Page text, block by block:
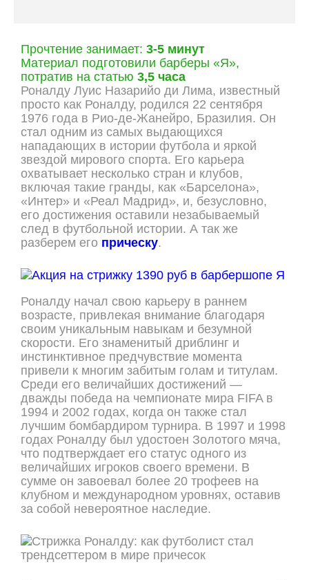
Прочтение занимает: 3-5 минут
Материал подготовили барберы «Я»,
потратив на статью 3,5 часа
Роналду Луис Назарийо ди Лима, известный
просто как Роналду, родился 22 сентября
1976 года в Рио-де-Жанейро, Бразилия. Он
стал одним из самых выдающихся
нападающих в истории футбола и яркой
звездой мирового спорта. Его карьера
охватывает несколько стран и клубов,
включая такие гранды, как «Барселона»,
«Интер» и «Реал Мадрид», и, безусловно,
его достижения оставили незабываемый
след в футбольной истории. А так же
разберем его прическу.
Роналду начал свою карьеру в раннем
возрасте, привлекая внимание благодаря
своим уникальным навыкам и безумной
скорости. Его знаменитый дриблинг и
инстинктивное предчувствие момента
привели к многим забитым голам и титулам.
Среди его величайших достижений —
дважды победа на чемпионате мира FIFA в
1994 и 2002 годах, когда он также стал
лучшим бомбардиром турнира. В 1997 и 1998
годах Роналду был удостоен Золотого мяча,
что подтверждает его статус одного из
величайших игроков своего времени. В
сумме он завоевал более 20 трофеев на
клубном и международном уровнях, оставив
за собой невероятное наследие.